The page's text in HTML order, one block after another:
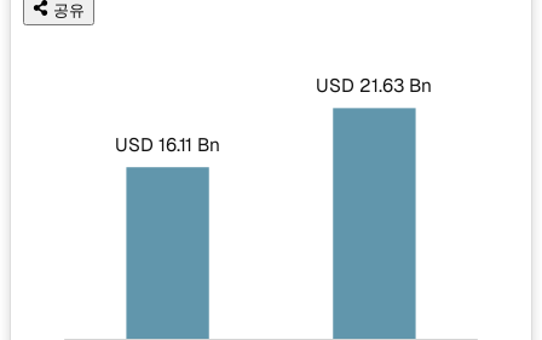
공유
USD 16.11 Bn
USD 21.63 Bn